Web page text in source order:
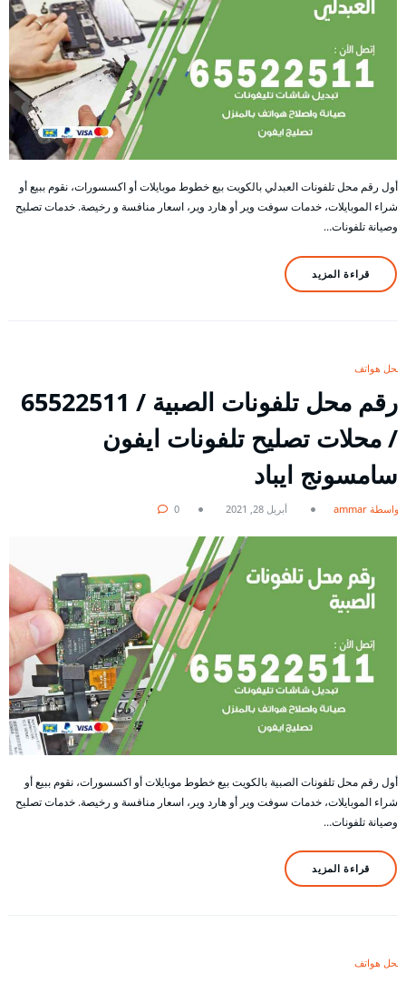
أول رقم محل تلفونات العبدلي بالكويت بيع خطوط موبايلات أو اكسسورات، نقوم ببيع أو
شراء الموبايلات، خدمات سوفت وير أو هارد وير، اسعار منافسة و رخيصة. خدمات تصليح
وصيانة تلفونات…
قراءة المزيد
محل هواتف
رقم محل تلفونات الصبية / 65522511
/ محلات تصليح تلفونات ايفون
سامسونج ايباد
بواسطة ammar أبريل 28, 2021 0
أول رقم محل تلفونات الصبية بالكويت بيع خطوط موبايلات أو اكسسورات، نقوم ببيع أو
شراء الموبايلات، خدمات سوفت وير أو هارد وير، اسعار منافسة و رخيصة. خدمات تصليح
وصيانة تلفونات…
قراءة المزيد
محل هواتف